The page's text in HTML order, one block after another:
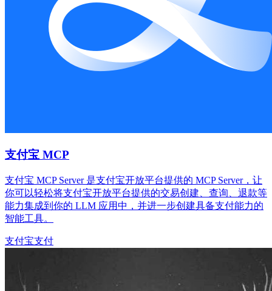
支付宝 MCP
支付宝 MCP Server 是支付宝开放平台提供的 MCP Server，让
你可以轻松将支付宝开放平台提供的交易创建、查询、退款等
能力集成到你的 LLM 应用中，并进一步创建具备支付能力的
智能工具。
支付宝支付